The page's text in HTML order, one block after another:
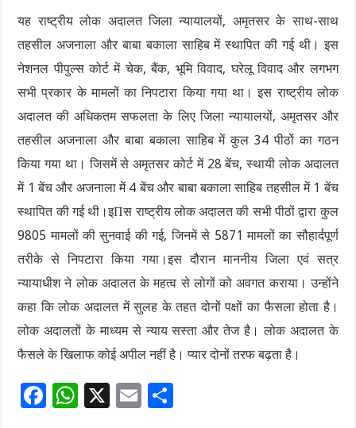
यह राष्ट्रीय लोक अदालत जिला न्यायालयों, अमृतसर के साथ-साथ
तहसील अजनाला और बाबा बकाला साहिब में स्थापित की गई थी। इस
नेशनल पीपुल्स कोर्ट में चेक, बैंक, भूमि विवाद, घरेलू विवाद और लगभग
सभी प्रकार के मामलों का निपटारा किया गया था। इस राष्ट्रीय लोक
अदालत की अधिकतम सफलता के लिए जिला न्यायालयों, अमृतसर और
तहसील अजनाला और बाबा बकाला साहिब में कुल 34 पीठों का गठन
किया गया था। जिसमें से अमृतसर कोर्ट में 28 बेंच, स्थायी लोक अदालत
में 1 बेंच और अजनाला में 4 बेंच और बाबा बकाला साहिब तहसील में 1 बेंच
स्थापित की गई थी।इΠस राष्ट्रीय लोक अदालत की सभी पीठों द्वारा कुल
9805 मामलों की सुनवाई की गई, जिनमें से 5871 मामलों का सौहार्दपूर्ण
तरीके से निपटारा किया गया।इस दौरान माननीय जिला एवं सत्र
न्यायाधीश ने लोक अदालत के महत्व से लोगों को अवगत कराया। उन्होंने
कहा कि लोक अदालत में सुलह के तहत दोनों पक्षों का फैसला होता है।
लोक अदालतों के माध्यम से न्याय सस्ता और तेज है। लोक अदालत के
फैसले के खिलाफ कोई अपील नहीं है। प्यार दोनों तरफ बढ़ता है।
F
W X
E